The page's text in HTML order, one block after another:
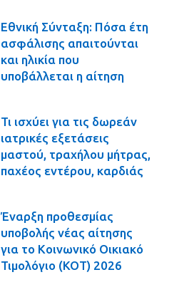
Εθνική Σύνταξη: Πόσα έτη
ασφάλισης απαιτούνται
και ηλικία που
υποβάλλεται η αίτηση
Τι ισχύει για τις δωρεάν
ιατρικές εξετάσεις
μαστού, τραχήλου μήτρας,
παχέος εντέρου, καρδιάς
Έναρξη προθεσμίας
υποβολής νέας αίτησης
για το Κοινωνικό Οικιακό
Τιμολόγιο (ΚΟΤ) 2026